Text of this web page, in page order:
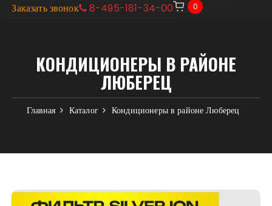
Заказать звонок
8-495-181-34-00 0
КОНДИЦИОНЕРЫ В РАЙОНЕ
ЛЮБЕРЕЦ
Главная Каталог Кондиционеры в районе Люберец